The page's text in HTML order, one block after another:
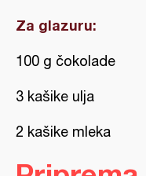
Za glazuru:
100 g čokolade
3 kašike ulja
2 kašike mleka